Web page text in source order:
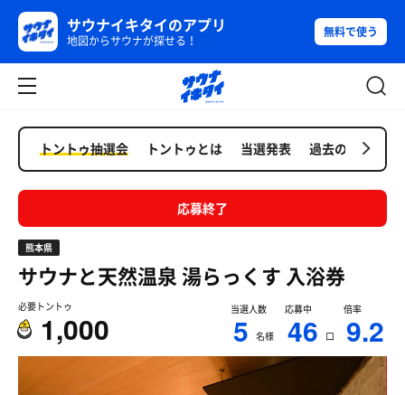
サウナイキタイのアプリ
地図からサウナが探せる！
無料で使う
トントゥ抽選会 トントゥとは 当選発表 過去の抽選会
応募終了
熊本県
サウナと天然温泉 湯らっくす 入浴券
必要トントゥ
1,000
当選人数
5 名様
応募中
46 口
倍率
9.2